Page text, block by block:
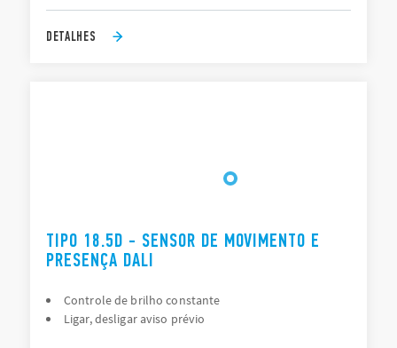
DETALHES
TIPO 18.5D - SENSOR DE MOVIMENTO E
PRESENÇA DALI
Controle de brilho constante
Ligar, desligar aviso prévio